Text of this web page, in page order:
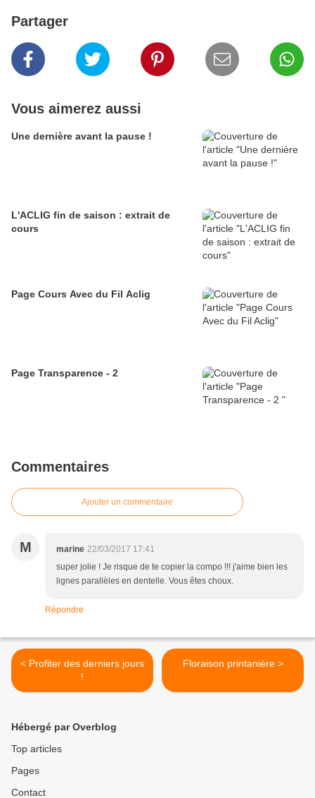
Partager
Vous aimerez aussi
Une dernière avant la pause !
L'ACLIG fin de saison : extrait de
cours
Page Cours Avec du Fil Aclig
Page Transparence - 2
Commentaires
Ajouter un commentaire
M marine 22/03/2017 17:41
super jolie ! Je risque de te copier la compo !!! j'aime bien les
lignes parallèles en dentelle. Vous êtes choux.
Répondre
< Profiter des derniers jours
!
Floraison printanière >
Hébergé par Overblog
Top articles
Pages
Contact